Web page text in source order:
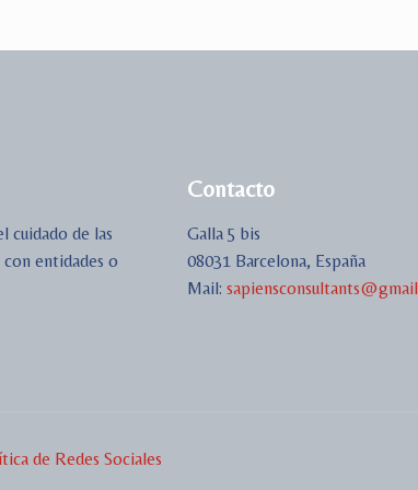
cuidado de las
entidades o
Contacto
Galla 5 bis
08031 Barcelona, España
Mail:
de Redes Sociales